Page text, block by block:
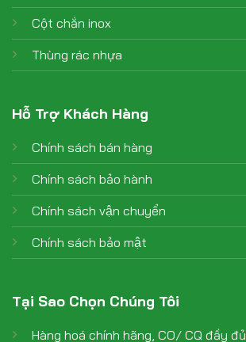
Cột chắn inox
Thùng rác nhựa
Hỗ Trợ Khách Hàng
Chính sách bán hàng
Chính sách bảo hành
Chính sách vận chuyển
Chính sách bảo mật
Tại Sao Chọn Chúng Tôi
Hàng hoá chính hãng, CO/ CQ đầy đủ